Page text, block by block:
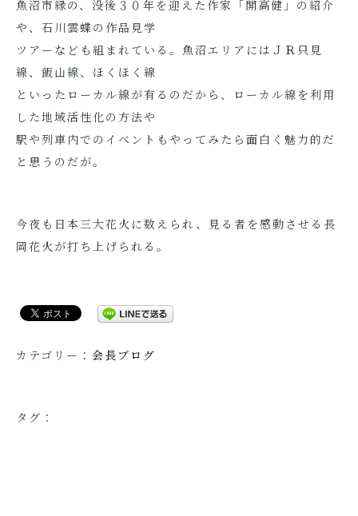
魚沼市縁の、没後３０年を迎えた作家「開高健」の紹介
や、石川雲蝶の作品見学
ツアーなども組まれている。魚沼エリアにはＪＲ只見
線、飯山線、ほくほく線
といったローカル線が有るのだから、ローカル線を利用
した地域活性化の方法や
駅や列車内でのイベントもやってみたら面白く魅力的だ
と思うのだが。
今夜も日本三大花火に数えられ、見る者を感動させる長
岡花火が打ち上げられる。
カテゴリー： 会長ブログ
タグ：